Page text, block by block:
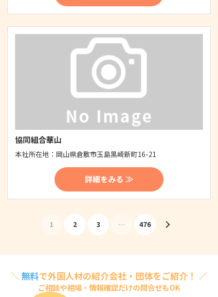
協同組合華山
本社所在地： 岡山県倉敷市玉島黒崎新町16-21
詳細をみる ≫
1 2 3 … 476
＼ 無料で外国人材の紹介会社・団体をご紹介！ ／
ご相談や相場・情報確認だけの問合せもOK